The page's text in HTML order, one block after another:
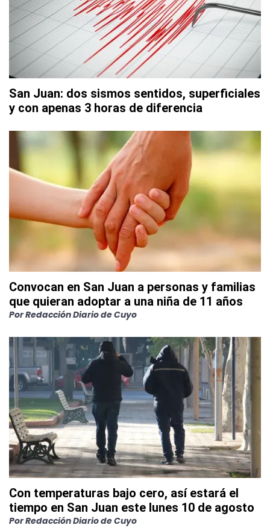
San Juan: dos sismos sentidos, superficiales
y con apenas 3 horas de diferencia
Convocan en San Juan a personas y familias
que quieran adoptar a una niña de 11 años
PorRedacción Diario de Cuyo
Con temperaturas bajo cero, así estará el
tiempo en San Juan este lunes 10 de agosto
PorRedacción Diario de Cuyo